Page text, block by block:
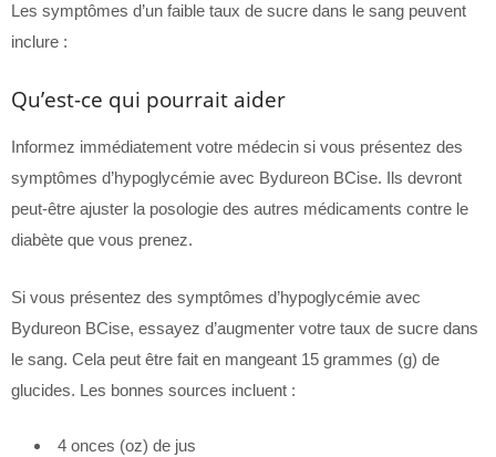
Les symptômes d’un faible taux de sucre dans le sang peuvent
inclure :
Qu’est-ce qui pourrait aider
Informez immédiatement votre médecin si vous présentez des
symptômes d’hypoglycémie avec Bydureon BCise. Ils devront
peut-être ajuster la posologie des autres médicaments contre le
diabète que vous prenez.
Si vous présentez des symptômes d’hypoglycémie avec
Bydureon BCise, essayez d’augmenter votre taux de sucre dans
le sang. Cela peut être fait en mangeant 15 grammes (g) de
glucides. Les bonnes sources incluent :
4 onces (oz) de jus